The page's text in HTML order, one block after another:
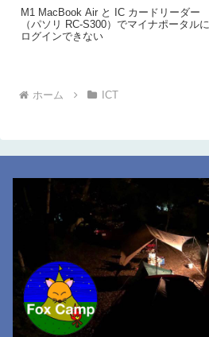
M1 MacBook Air と IC カードリーダー
（パソリ RC-S300）でマイナポータルに
ログインできない
ホーム ICT